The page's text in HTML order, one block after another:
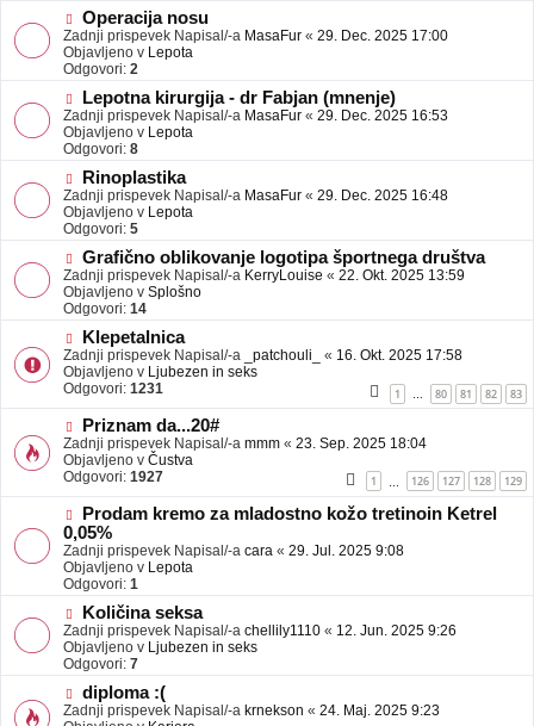
b
a
v
e
N
o
v
e
o
j
a
v
e
Operacija nosu
Zadnji prispevek Napisal/-a MasaFur « 29. Dec. 2025 17:00
Objavljeno v Lepota
Odgovori: 2
N
o
v
e
o
j
a
v
e
Lepotna kirurgija - dr Fabjan (mnenje)
Zadnji prispevek Napisal/-a MasaFur « 29. Dec. 2025 16:53
Objavljeno v Lepota
Odgovori: 8
N
o
v
e
o
b
j
a
v
e
Rinoplastika
Zadnji prispevek Napisal/-a MasaFur « 29. Dec. 2025 16:48
Objavljeno v Lepota
Odgovori: 5
N
o
v
e
o
j
a
v
e
Grafično oblikovanje logotipa športnega društva
Zadnji prispevek Napisal/-a KerryLouise « 22. Okt. 2025 13:59
Objavljeno v Splošno
Odgovori: 14
N
o
v
e
b
a
v
e
Klepetalnica
Zadnji prispevek Napisal/-a _patchouli_ « 16. Okt. 2025 17:58
Objavljeno v Ljubezen in seks
Odgovori: 1231 1 80 81 82 83
N
o
v
e
o
b
j
a
v
e
Priznam da...20#
Zadnji prispevek Napisal/-a mmm « 23. Sep. 2025 18:04
Objavljeno v Čustva
Odgovori: 1927 1 126 127 128 129
N
o
v
e
o
b
a
v
e
Prodam kremo za mladostno kožo tretinoin Ketrel
0,05%
Zadnji prispevek Napisal/-a cara « 29. Jul. 2025 9:08
Objavljeno v Lepota
Odgovori: 1
N
o
v
e
o
b
j
Količina seksa
Zadnji prispevek Napisal/-a chellily1110 « 12. Jun. 2025 9:26
Objavljeno v Ljubezen in seks
Odgovori: 7
N
o
diploma :(
Zadnji prispevek Napisal/-a krnekson « 24. Maj. 2025 9:23